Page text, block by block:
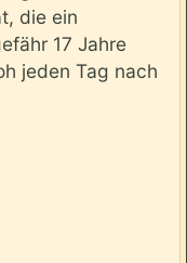
die ein
17 Jahre
jeden Tag nach